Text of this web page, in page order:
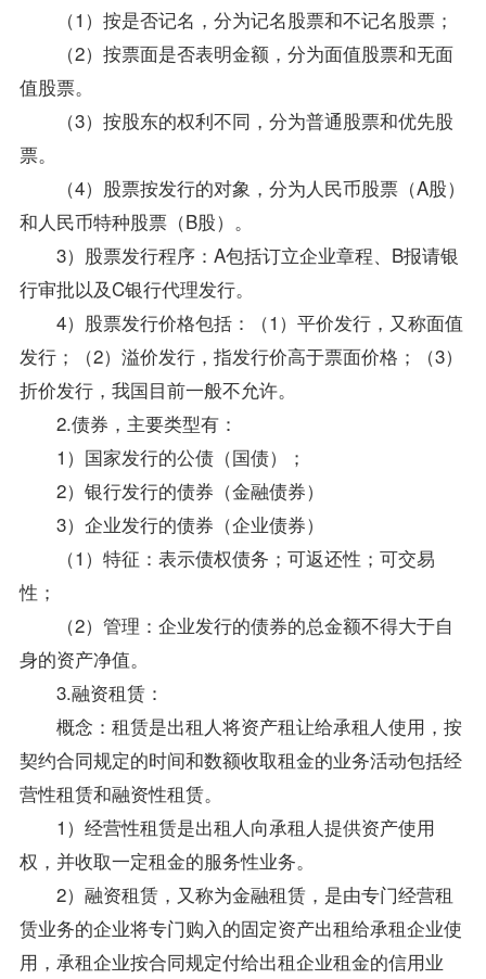
（1）按是否记名，分为记名股票和不记名股票；
（2）按票面是否表明金额，分为面值股票和无面
值股票。
（3）按股东的权利不同，分为普通股票和优先股
票。
（4）股票按发行的对象，分为人民币股票（A股）
和人民币特种股票（B股）。
3）股票发行程序：A包括订立企业章程、B报请银
行审批以及C银行代理发行。
4）股票发行价格包括：（1）平价发行，又称面值
发行；（2）溢价发行，指发行价高于票面价格；（3）
折价发行，我国目前一般不允许。
2.债券，主要类型有：
1）国家发行的公债（国债）；
2）银行发行的债券（金融债券）
3）企业发行的债券（企业债券）
（1）特征：表示债权债务；可返还性；可交易
性；
（2）管理：企业发行的债券的总金额不得大于自
身的资产净值。
3.融资租赁：
概念：租赁是出租人将资产租让给承租人使用，按
契约合同规定的时间和数额收取租金的业务活动包括经
营性租赁和融资性租赁。
1）经营性租赁是出租人向承租人提供资产使用
权，并收取一定租金的服务性业务。
2）融资租赁，又称为金融租赁，是由专门经营租
赁业务的企业将专门购入的固定资产出租给承租企业使
用，承租企业按合同规定付给出租企业租金的信用业